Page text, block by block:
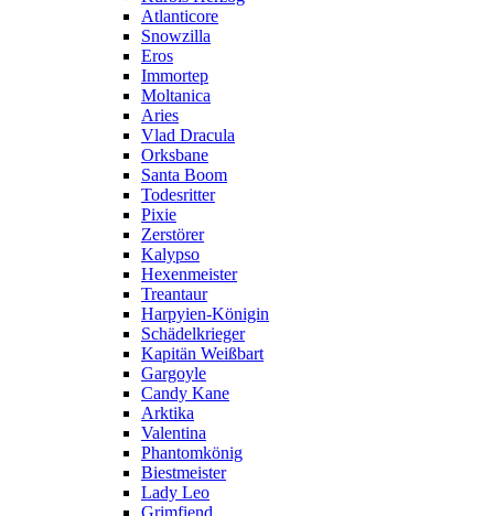
Atlanticore
Snowzilla
Eros
Immortep
Moltanica
Aries
Vlad Dracula
Orksbane
Santa Boom
Todesritter
Pixie
Zerstörer
Kalypso
Hexenmeister
Treantaur
Harpyien-Königin
Schädelkrieger
Kapitän Weißbart
Gargoyle
Candy Kane
Arktika
Valentina
Phantomkönig
Biestmeister
Lady Leo